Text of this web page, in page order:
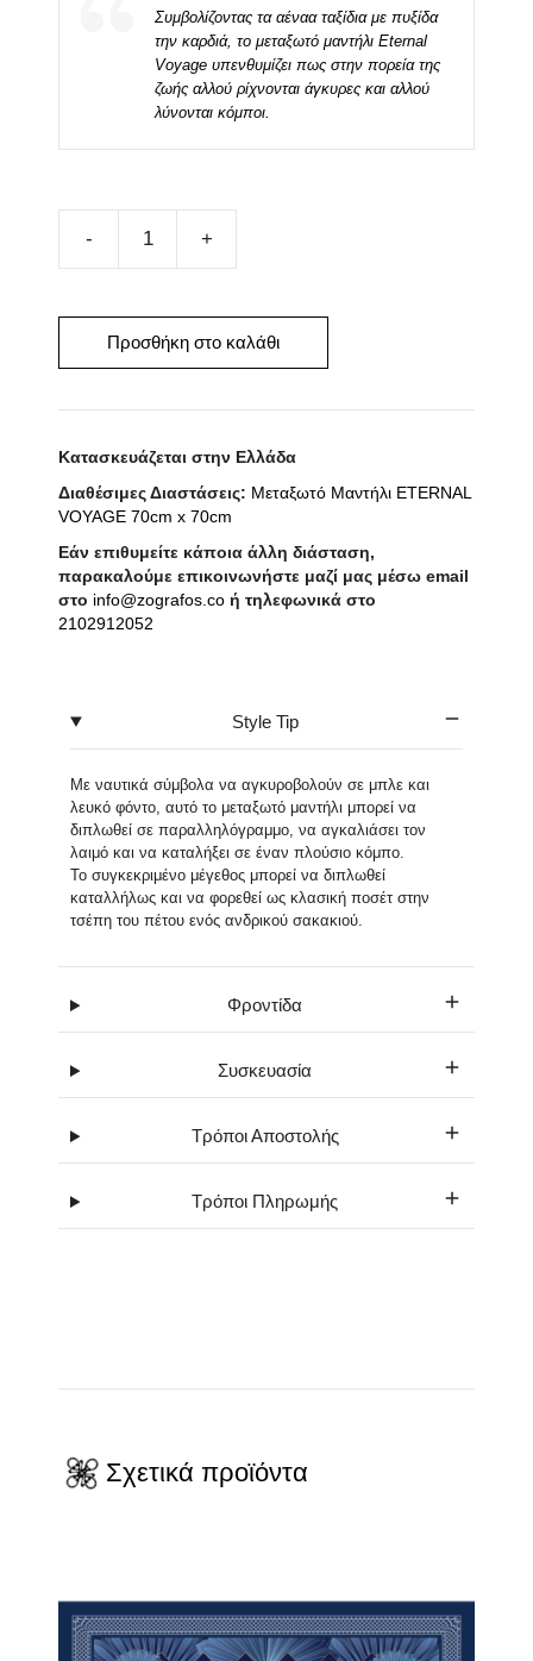
Συμβολίζοντας τα αέναα ταξίδια με πυξίδα
την καρδιά, το μεταξωτό μαντήλι Eternal
Voyage υπενθυμίζει πως στην πορεία της
ζωής αλλού ρίχνονται άγκυρες και αλλού
λύνονται κόμποι.
ETERNAL
VOYAGE
50cm
ποσότητα
Προσθήκη στο καλάθι
Κατασκευάζεται στην Ελλάδα
Διαθέσιμες Διαστάσεις: Μεταξωτό Μαντήλι ETERNAL
VOYAGE 70cm x 70cm
Εάν επιθυμείτε κάποια άλλη διάσταση,
παρακαλούμε επικοινωνήστε μαζί μας μέσω email
στο info@zografos.co ή τηλεφωνικά στο
2102912052
Style Tip
Με ναυτικά σύμβολα να αγκυροβολούν σε μπλε και
λευκό φόντο, αυτό το μεταξωτό μαντήλι μπορεί να
διπλωθεί σε παραλληλόγραμμο, να αγκαλιάσει τον
λαιμό και να καταλήξει σε έναν πλούσιο κόμπο.
Το συγκεκριμένο μέγεθος μπορεί να διπλωθεί
καταλλήλως και να φορεθεί ως κλασική ποσέτ στην
τσέπη του πέτου ενός ανδρικού σακακιού.
Φροντίδα
Συσκευασία
Τρόποι Αποστολής
Τρόποι Πληρωμής
Σχετικά προϊόντα